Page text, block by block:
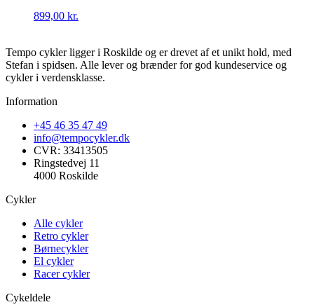
899,00 kr.
Tempo cykler ligger i Roskilde og er drevet af et unikt hold, med
Stefan i spidsen. Alle lever og brænder for god kundeservice og
cykler i verdensklasse.
Information
+45 46 35 47 49
info@tempocykler.dk
CVR: 33413505
Ringstedvej 11
4000 Roskilde
Cykler
Alle cykler
Retro cykler
Børnecykler
El cykler
Racer cykler
Cykeldele